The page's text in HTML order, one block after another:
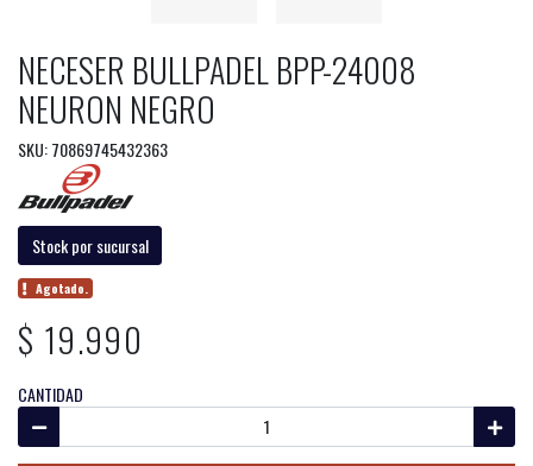
NECESER BULLPADEL BPP-24008
NEURON NEGRO
SKU: 70869745432363
Stock por sucursal
Agotado.
$ 19.990
CANTIDAD